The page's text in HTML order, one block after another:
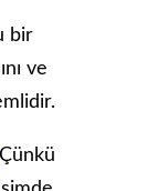
bir
ve
Çünkü